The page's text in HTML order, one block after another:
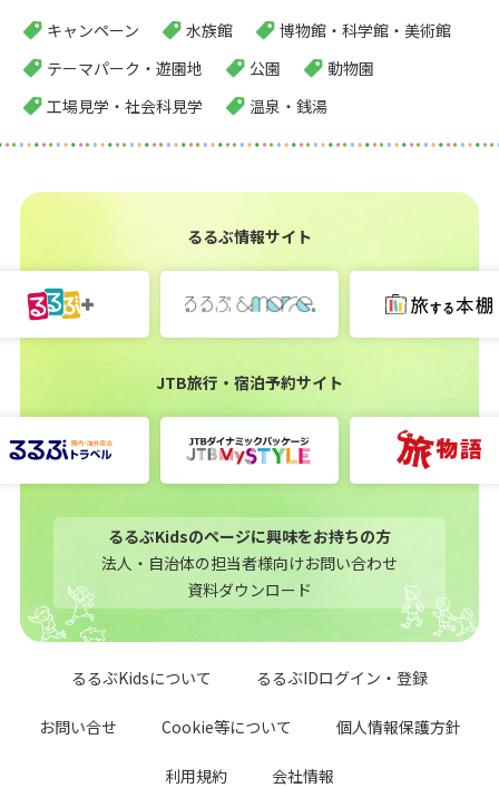
キャンペーン 水族館
博物館・科学館・美術館
テーマパーク・遊園地
公園
動物園
工場見学・社会科見学
温泉・銭湯
るるぶ情報サイト
JTB旅行・宿泊予約サイト
るるぶKidsのページに興味をお持ちの方
法人・自治体の担当者様向けお問い合わせ
資料ダウンロード
るるぶKidsについて るるぶIDログイン・登録
お問い合せ Cookie等について 個人情報保護方針
利用規約 会社情報